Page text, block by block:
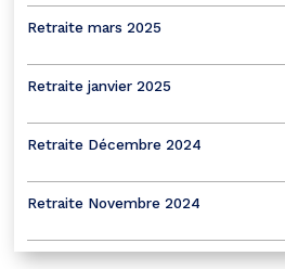
Retraite mars 2025
Retraite janvier 2025
Retraite Décembre 2024
Retraite Novembre 2024